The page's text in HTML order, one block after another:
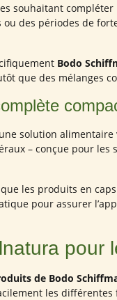
souhaitant
des périodes de
Bodo
que des mélanges
solution alimentaire
– conçue pour
les produits en
pour assurer
pour
de Bodo
les